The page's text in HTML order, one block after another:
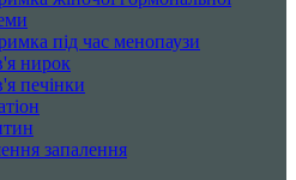
під час менопаузи
нирок
печінки
запалення